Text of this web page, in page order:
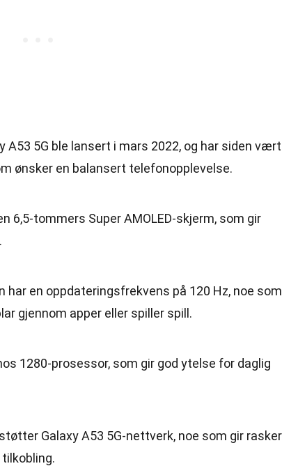
A53 5G ble lansert i mars 2022, og har siden vært
ønsker en balansert telefonopplevelse.
6,5-tommers Super AMOLED-skjerm, som gir
har en oppdateringsfrekvens på 120 Hz, noe som
gjennom apper eller spiller spill.
1280-prosessor, som gir god ytelse for daglig
Galaxy A53 5G-nettverk, noe som gir